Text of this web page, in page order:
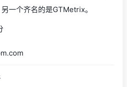
一个齐名的是GTMetrix。